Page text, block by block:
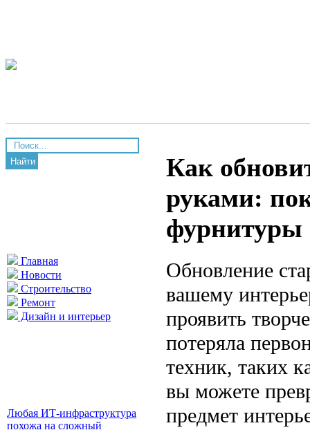
Найти
Главная
Новости
Строительство
Ремонт
Дизайн и интерьер
Любая ИТ-инфраструктура
похожа на сложный
Как
руками:
фурнитуры
Обновление
вашему
проявить
потеряла
техник, таких
вы можете
предмет